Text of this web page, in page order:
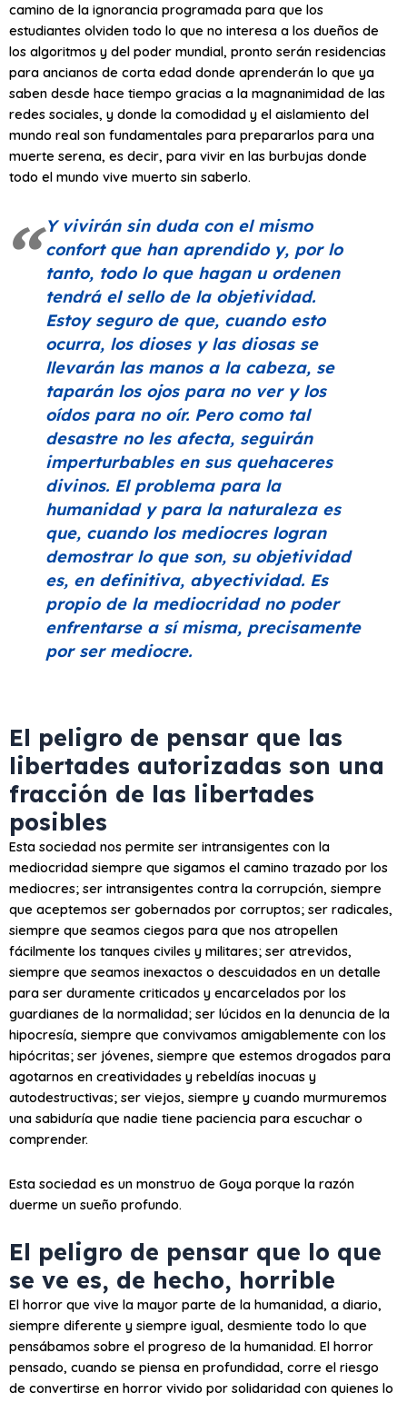
camino de la ignorancia programada para que los
estudiantes olviden todo lo que no interesa a los dueños de
los algoritmos y del poder mundial, pronto serán residencias
para ancianos de corta edad donde aprenderán lo que ya
saben desde hace tiempo gracias a la magnanimidad de las
redes sociales, y donde la comodidad y el aislamiento del
mundo real son fundamentales para prepararlos para una
muerte serena, es decir, para vivir en las burbujas donde
todo el mundo vive muerto sin saberlo.
Y vivirán sin duda con el mismo
confort que han aprendido y, por lo
tanto, todo lo que hagan u ordenen
tendrá el sello de la objetividad.
Estoy seguro de que, cuando esto
ocurra, los dioses y las diosas se
llevarán las manos a la cabeza, se
taparán los ojos para no ver y los
oídos para no oír. Pero como tal
desastre no les afecta, seguirán
imperturbables en sus quehaceres
divinos. El problema para la
humanidad y para la naturaleza es
que, cuando los mediocres logran
demostrar lo que son, su objetividad
es, en definitiva, abyectividad. Es
propio de la mediocridad no poder
enfrentarse a sí misma, precisamente
por ser mediocre.
El peligro de pensar que las
libertades autorizadas son una
fracción de las libertades
posibles
Esta sociedad nos permite ser intransigentes con la
mediocridad siempre que sigamos el camino trazado por los
mediocres; ser intransigentes contra la corrupción, siempre
que aceptemos ser gobernados por corruptos; ser radicales,
siempre que seamos ciegos para que nos atropellen
fácilmente los tanques civiles y militares; ser atrevidos,
siempre que seamos inexactos o descuidados en un detalle
para ser duramente criticados y encarcelados por los
guardianes de la normalidad; ser lúcidos en la denuncia de la
hipocresía, siempre que convivamos amigablemente con los
hipócritas; ser jóvenes, siempre que estemos drogados para
agotarnos en creatividades y rebeldías inocuas y
autodestructivas; ser viejos, siempre y cuando murmuremos
una sabiduría que nadie tiene paciencia para escuchar o
comprender.
Esta sociedad es un monstruo de Goya porque la razón
duerme un sueño profundo.
El peligro de pensar que lo que
se ve es, de hecho, horrible
El horror que vive la mayor parte de la humanidad, a diario,
siempre diferente y siempre igual, desmiente todo lo que
pensábamos sobre el progreso de la humanidad. El horror
pensado, cuando se piensa en profundidad, corre el riesgo
de convertirse en horror vivido por solidaridad con quienes lo